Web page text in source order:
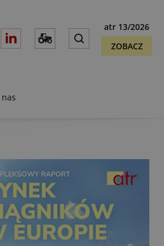
atr 13/2026
ZOBACZ
nas